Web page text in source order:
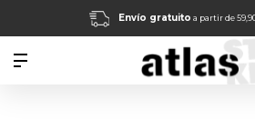
Envío gratuito a partir de